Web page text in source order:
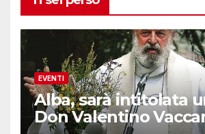
EVENTI
Alba, sarà intitolata
Don Valentino